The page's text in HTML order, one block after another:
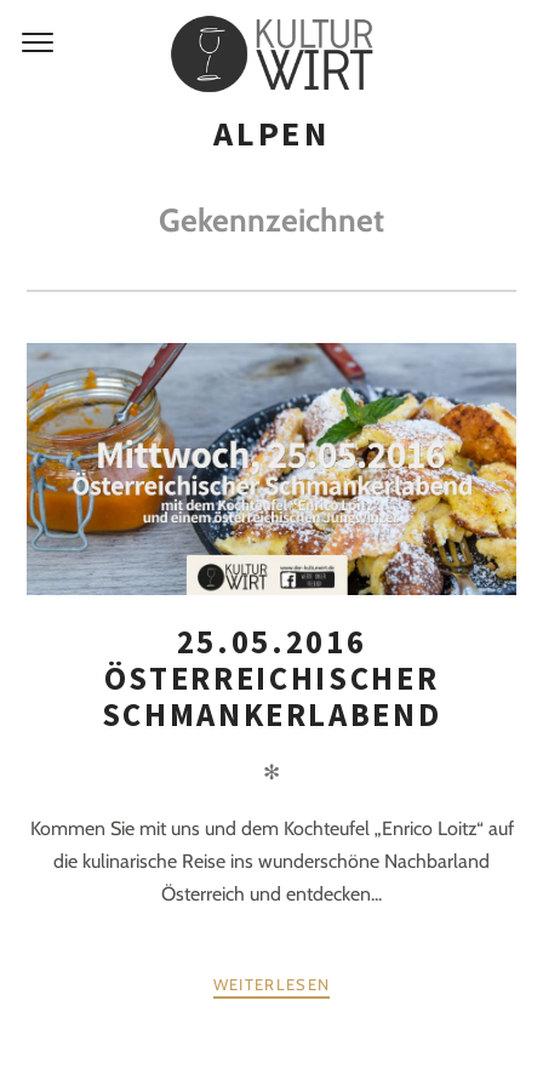
ALPEN
Gekennzeichnet
25.05.2016
ÖSTERREICHISCHER
SCHMANKERLABEND
✻
Kommen Sie mit uns und dem Kochteufel „Enrico Loitz“ auf
die kulinarische Reise ins wunderschöne Nachbarland
Österreich und entdecken...
WEITERLESEN